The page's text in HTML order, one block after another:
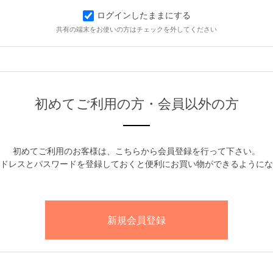
ログインしたままにする
共有の端末をお使いの方はチェックを外してください
初めてご利用の方・会員以外の方
初めてご利用のお客様は、こちらから会員登録を行って下さい。
レスとパスワードを登録しておくと便利にお買い物ができるように